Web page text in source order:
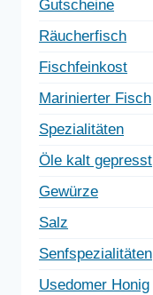
Gutscheine
Räucherfisch
Fischfeinkost
Marinierter Fisch
Spezialitäten
Öle kalt gepresst
Gewürze
Salz
Senfspezialitäten
Usedomer Honig